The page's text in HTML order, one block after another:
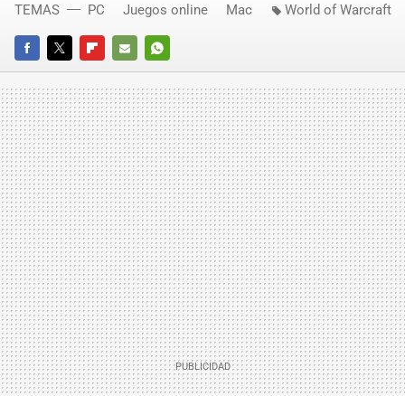
FACEBOOKTWITTERFLIPBOARD
E-
MAIL
WHATSAPP
TEMAS PC Juegos online Mac World of Warcraft